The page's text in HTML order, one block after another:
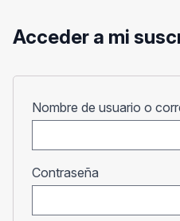
Acceder a mi
Nombre de usuario o
Contraseña